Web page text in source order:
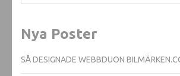
Nya Poster
SÅ DESIGNADE WEBBDUON